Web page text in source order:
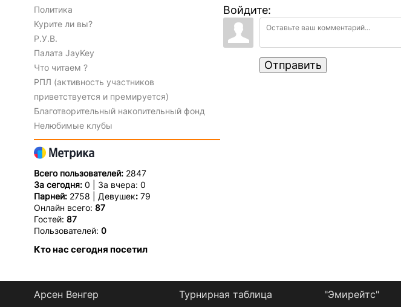
Политика
Курите ли вы?
Р.У.В.
Палата JayKey
Что читаем ?
РПЛ (активность участников
приветствуется и премируется)
Благотворительный накопительный фонд
Нелюбимые клубы
Всего пользователей: 2847
За сегодня: 0 | За вчера: 0
Парней: 2758 | Девушек:79
Онлайн всего: 87
Гостей: 87
Пользователей: 0
Кто нас сегодня посетил
Войдите:
Отправить
Арсен Венгер Турнирная таблица "Эмирейтс"